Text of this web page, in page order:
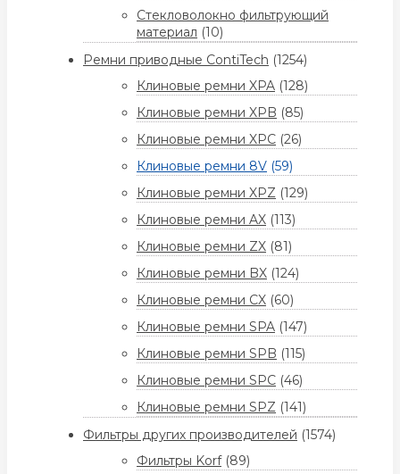
Стекловолокно фильтрующий
материал (10)
Ремни приводные ContiTech (1254)
Клиновые ремни XPA (128)
Клиновые ремни XPB (85)
Клиновые ремни XPC (26)
Клиновые ремни 8V (59)
Клиновые ремни XPZ (129)
Клиновые ремни AX (113)
Клиновые ремни ZX (81)
Клиновые ремни BX (124)
Клиновые ремни CX (60)
Клиновые ремни SPA (147)
Клиновые ремни SPB (115)
Клиновые ремни SPC (46)
Клиновые ремни SPZ (141)
Фильтры других производителей (1574)
Фильтры Korf (89)